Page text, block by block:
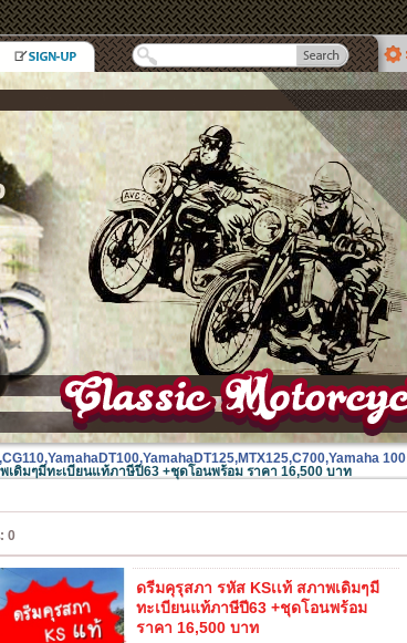
100
เดิมๆมีทะเบียนแท้ภาษีปี63 +ชุด​โอนพร้อม ราคา 16,500 บาท
0
ดรีมคุรุสภา รหัส KSเเท้ สภาพเดิมๆมี
ทะเบียนแท้ภาษีปี63 +ชุด​โอนพร้อม
ราคา 16,500 บาท